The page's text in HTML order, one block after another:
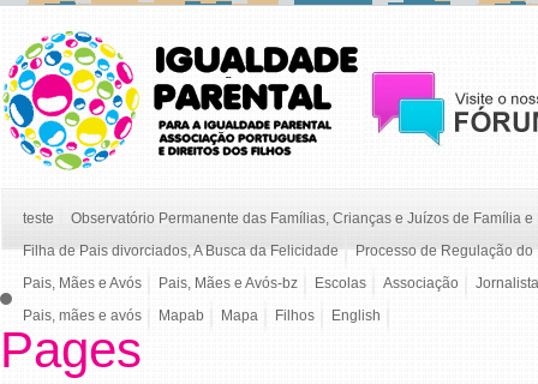
teste
Observatório Permanente das Famílias, Crianças e Juízos de Família e
Filha de Pais divorciados, A Busca da Felicidade
Processo de Regulação
Pais, Mães e Avós
Pais, Mães e Avós-bz Escolas Associação
Pais, mães e avós
Mapab Mapa Filhos English
Pages